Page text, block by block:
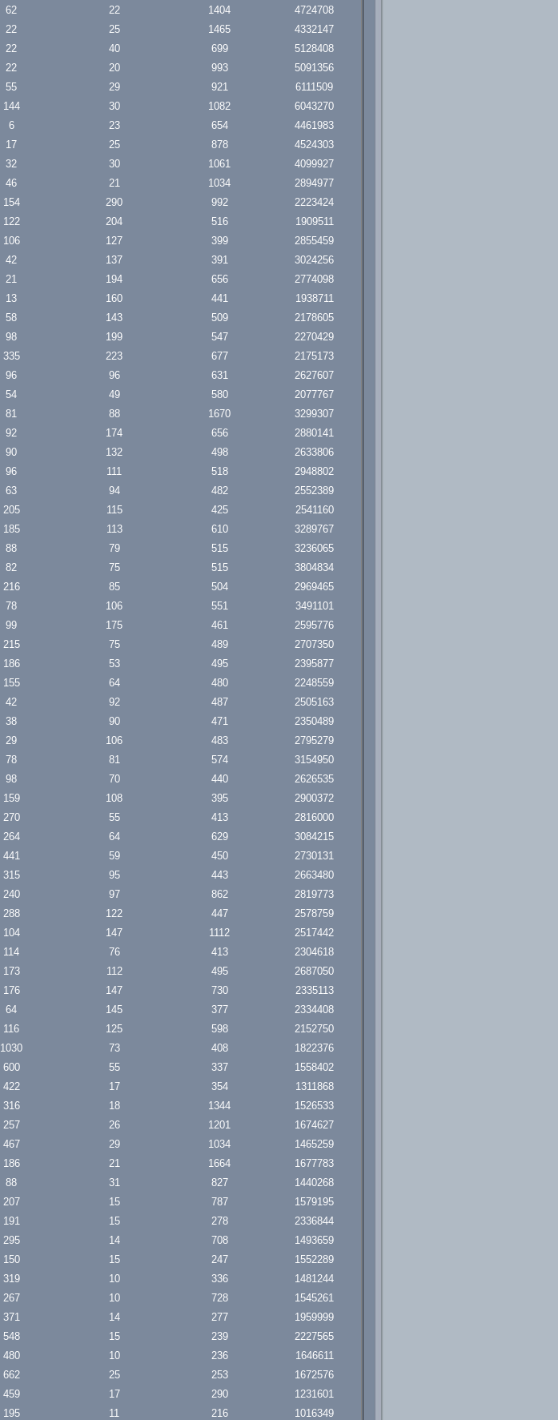
62 22 1404
4724708
22 25 1465
4332147
22 40 699
5128408
22 20 993
5091356
55 29 921
6111509
144 30 1082
6043270
6 23 654
4461983
17 25 878
4524303
32 30 1061
4099927
46 21 1034
2894977
154 290 992
2223424
122 204 516
1909511
106 127 399
2855459
42 137 391
3024256
21 194 656
2774098
13 160 441
1938711
58 143 509
2178605
98 199 547
2270429
335 223 677
2175173
96 96 631
2627607
54 49 580
2077767
81 88 1670
3299307
92 174 656
2880141
90 132 498
2633806
96 111 518
2948802
63 94 482
2552389
205 115 425
2541160
185 113 610
3289767
88 79 515
3236065
82 75 515
3804834
216 85 504
2969465
78 106 551
3491101
99 175 461
2595776
215 75 489
2707350
186 53 495
2395877
155 64 480
2248559
42 92 487
2505163
38 90 471
2350489
29 106 483
2795279
78 81 574
3154950
98 70 440
2626535
159 108 395
2900372
270 55 413
2816000
264 64 629
3084215
441 59 450
2730131
315 95 443
2663480
240 97 862
2819773
288 122 447
2578759
104 147 1112
2517442
114 76 413
2304618
173 112 495
2687050
176 147 730
2335113
64 145 377
2334408
116 125 598
2152750
1030 73 408
1822376
600 55 337
1558402
422 17 354
1311868
316 18 1344
1526533
257 26 1201
1674627
467 29 1034
1465259
186 21 1664
1677783
88 31 827
1440268
207 15 787
1579195
191 15 278
2336844
295 14 708
1493659
150 15 247
1552289
319 10 336
1481244
267 10 728
1545261
371 14 277
1959999
548 15 239
2227565
480 10 236
1646611
662 25 253
1672576
459 17 290
1231601
195 11 216 1016349